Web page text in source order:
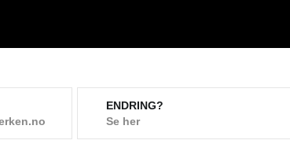
ENDRING?
Se her